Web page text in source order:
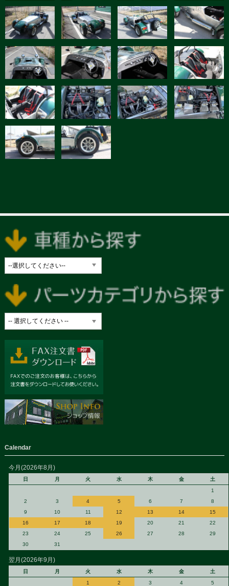
Calendar
今月(2026年8月)
日 月 火 水 木 金
土
1
2
3 4 5 6 7
8
9
10 11 12 13 14
15
16
17 18 19 20 21
22
23
24 25 26 27 28
29
30
31
翌月(2026年9月)
日 月 火 水 木 金
土
1
2 3 4
5